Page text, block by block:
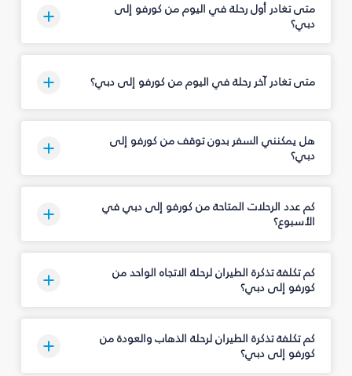
متى تغادر أول رحلة في اليوم من كورفو إلى
دبي؟
متى تغادر آخر رحلة في اليوم من كورفو إلى دبي؟
هل يمكنني السفر بدون توقف من كورفو إلى
دبي؟
كم عدد الرحلات المتاحة من كورفو إلى دبي في
الأسبوع؟
كم تكلفة تذكرة الطيران لرحلة الاتجاه الواحد من
كورفو إلى دبي؟
كم تكلفة تذكرة الطيران لرحلة الذهاب والعودة من
كورفو إلى دبي؟